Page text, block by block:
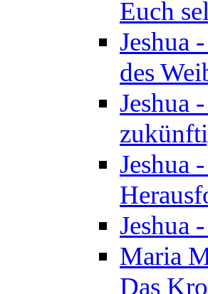
Euch
Jeshua
des
Jeshua
Jeshua
Jeshua
Maria
Das